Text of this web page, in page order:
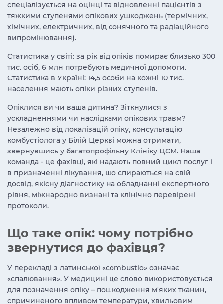
спеціалізується на оцінці та відновленні пацієнтів з
тяжкими ступенями опікових ушкоджень (термічних,
хімічних, електричних, від сонячного та радіаційного
випромінювання).
Статистика у світі: за рік від опіків помирає близько 300
тис. осіб, 6 млн потребують медичної допомоги.
Статистика в Україні: 14,5 особи на кожні 10 тис.
населення мають опіки різних ступенів.
Опіклися ви чи ваша дитина? Зіткнулися з
ускладненнями чи наслідками опікових травм?
Незалежно від локалізацій опіку, консультацію
комбустіолога у Білій Церкві можна отримати,
звернувшись у багатопрофільну Клініку ЦСМ. Наша
команда - це фахівці, які надають повний цикл послуг і
в призначенні лікування, що спираються на свій
досвід, якісну діагностику на обладнанні експертного
рівня, міжнародно визнані та клінічно перевірені
протоколи.
Що таке опік: чому потрібно
звернутися до фахівця?
У перекладі з латинської «combustio» означає
«спалювання». У медицині це слово використовується
для позначення опіку – пошкодження м'яких тканин,
спричиненого впливом температури, хвильовим